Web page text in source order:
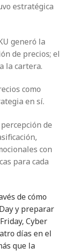
estratégica
generó la
de precios; el
la cartera.
como
en sí.
de
con
para cada
de cómo
y preparar
Cyber
días en el
que la